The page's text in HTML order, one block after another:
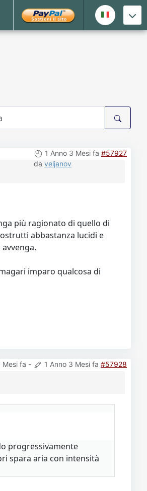
1 Anno 3 Mesi fa #57927
da veljanov
più ragionato di quello di
abbastanza lucidi e
imparo qualcosa di
Mesi fa - 1 Anno 3 Mesi fa #57928
progressivamente
spara aria con intensità